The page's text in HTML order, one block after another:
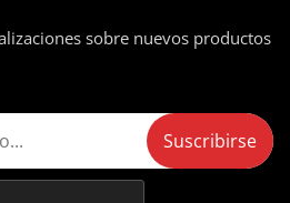
sobre nuevos productos